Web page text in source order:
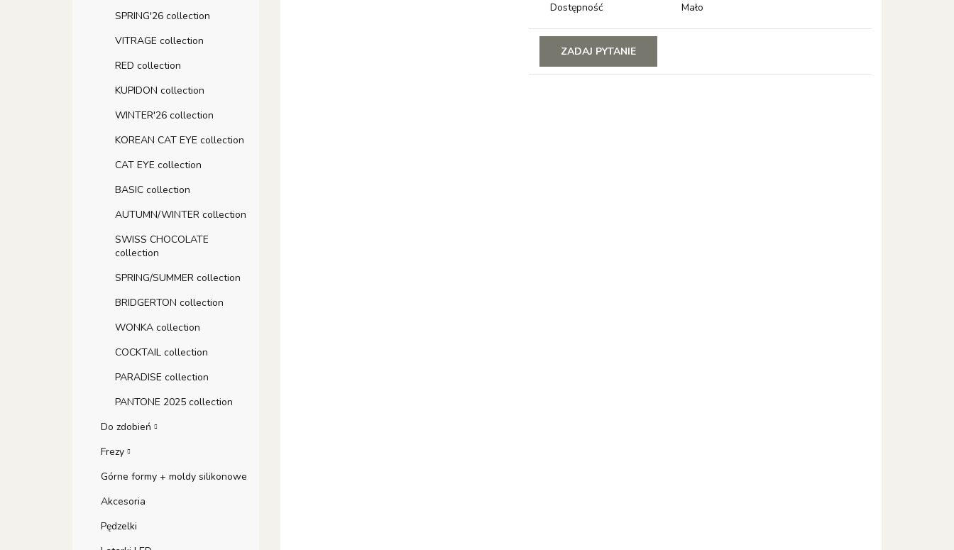
SPRING'26 collection
VITRAGE collection
RED collection
KUPIDON collection
WINTER'26 collection
KOREAN CAT EYE collection
CAT EYE collection
BASIC collection
AUTUMN/WINTER collection
SWISS CHOCOLATE
collection
SPRING/SUMMER collection
BRIDGERTON collection
WONKA collection
COCKTAIL collection
PARADISE collection
PANTONE 2025 collection
Do zdobień
Frezy
Górne formy + moldy silikonowe
Akcesoria
Pędzelki
Dostępność Mało
ZADAJ PYTANIE